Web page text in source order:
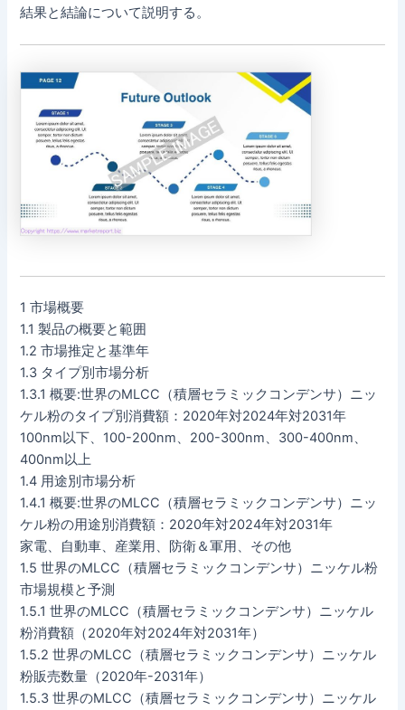
結果と結論について説明する。
1 市場概要
1.1 製品の概要と範囲
1.2 市場推定と基準年
1.3 タイプ別市場分析
1.3.1 概要:世界のMLCC（積層セラミックコンデンサ）ニッ
ケル粉のタイプ別消費額：2020年対2024年対2031年
100nm以下、100-200nm、200-300nm、300-400nm、
400nm以上
1.4 用途別市場分析
1.4.1 概要:世界のMLCC（積層セラミックコンデンサ）ニッ
ケル粉の用途別消費額：2020年対2024年対2031年
家電、自動車、産業用、防衛＆軍用、その他
1.5 世界のMLCC（積層セラミックコンデンサ）ニッケル粉
市場規模と予測
1.5.1 世界のMLCC（積層セラミックコンデンサ）ニッケル
粉消費額（2020年対2024年対2031年）
1.5.2 世界のMLCC（積層セラミックコンデンサ）ニッケル
粉販売数量（2020年-2031年）
1.5.3 世界のMLCC（積層セラミックコンデンサ）ニッケル